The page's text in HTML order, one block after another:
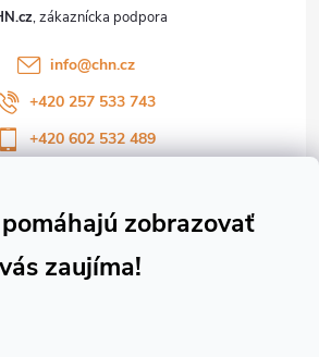
zobrazovať
zaujíma!
info@chn.cz
+420 257 533 743
+420 602 532 489
Sledujte náš vlog CHN_CZ